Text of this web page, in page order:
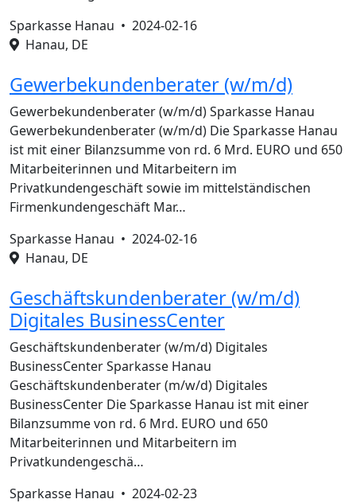
Sparkasse Hanau • 2024-02-16
Hanau, DE
Gewerbekundenberater (w/m/d)
Gewerbekundenberater (w/m/d) Sparkasse Hanau
Gewerbekundenberater (w/m/d) Die Sparkasse Hanau
ist mit einer Bilanzsumme von rd. 6 Mrd. EURO und 650
Mitarbeiterinnen und Mitarbeitern im
Privatkundengeschäft sowie im mittelständischen
Firmenkundengeschäft Mar…
Sparkasse Hanau • 2024-02-16
Hanau, DE
Geschäftskundenberater (w/m/d)
Digitales BusinessCenter
Geschäftskundenberater (w/m/d) Digitales
BusinessCenter Sparkasse Hanau
Geschäftskundenberater (m/w/d) Digitales
BusinessCenter Die Sparkasse Hanau ist mit einer
Bilanzsumme von rd. 6 Mrd. EURO und 650
Mitarbeiterinnen und Mitarbeitern im
Privatkundengeschä…
Sparkasse Hanau • 2024-02-23